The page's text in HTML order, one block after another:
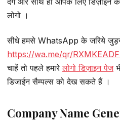
लोगो ।
सीधे हमसे WhatsApp के जरिये
https://wa.me/qr/
चाहें तो पहले हमारेलोगो डिज़ाइन पेज
डिजाईन सैम्पल्स को देख सकते हैं ।
Company Name